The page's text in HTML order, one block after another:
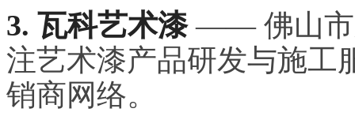
3. 瓦科艺术漆—— 佛山市
注艺术漆产品研发与施工
销商网络。